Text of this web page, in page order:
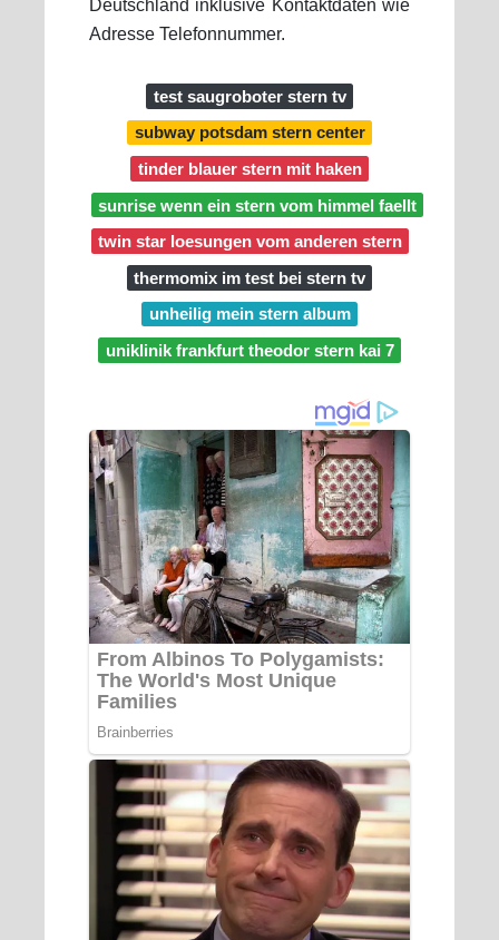
Deutschland inklusive Kontaktdaten wie
Adresse Telefonnummer.
test saugroboter stern tv
subway potsdam stern center
tinder blauer stern mit haken
sunrise wenn ein stern vom himmel faellt
twin star loesungen vom anderen stern
thermomix im test bei stern tv
unheilig mein stern album
uniklinik frankfurt theodor stern kai 7